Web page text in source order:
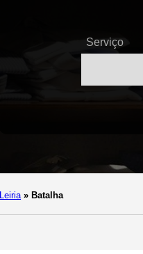
Serviço
Leiria » Batalha